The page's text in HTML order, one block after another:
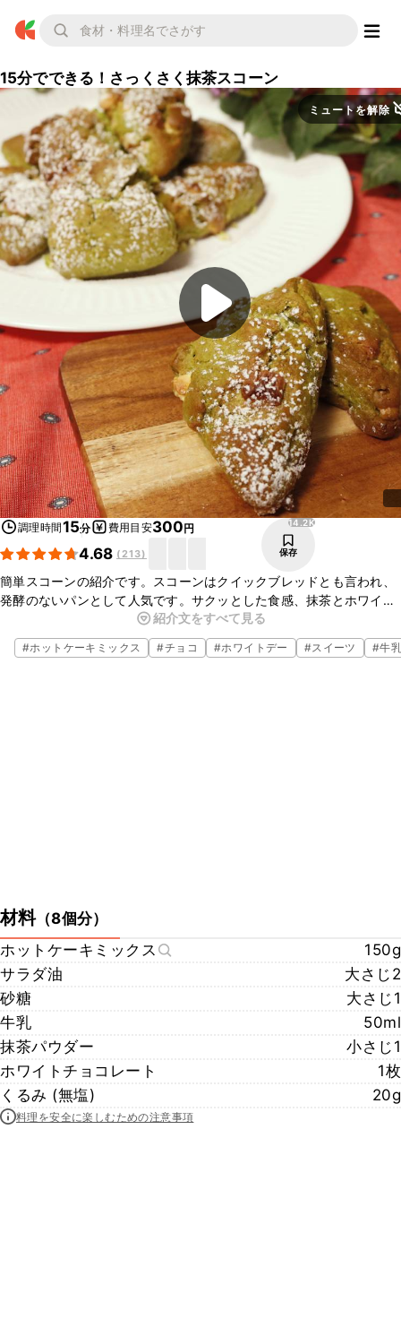
15分でできる！さっくさく抹茶スコーン
ミュートを解除
調理時間15分 費用目安300円
4.68 (213)
14.2K
保存
簡単スコーンの紹介です。スコーンはクイックブレッドとも言われ、
発酵のないパンとして人気です。サクッとした食感、抹茶とホワイト
チョコレートの相性が抜群ですよ！寝かせる必要がなく作れるので休
日の朝に食べたいですね。生地を冷凍しておけば焼きたてのスコーン
が楽しめます。
紹介文をすべて見る
#ホットケーキミックス #チョコ #ホワイトデー #スイーツ #牛
材料（8個分）
ホットケーキミックス
150g
サラダ油
大さじ2
砂糖
大さじ1
牛乳
50ml
抹茶パウダー
小さじ1
ホワイトチョコレート
1枚
くるみ (無塩)
20g
料理を安全に楽しむための注意事項